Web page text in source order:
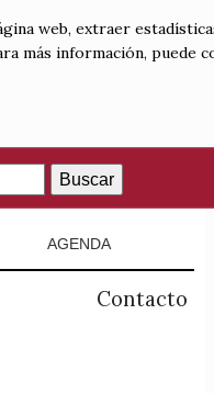
web, extraer
más información, puede
Buscar
AGENDA
Contacto